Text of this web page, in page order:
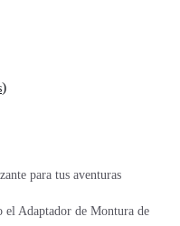
)
para tus aventuras
Adaptador de Montura de